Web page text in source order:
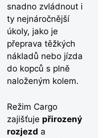
snadno zvládnout i
ty nejnáročnější
úkoly, jako je
přeprava těžkých
nákladů nebo jízda
do kopců s plně
naloženým kolem.
Režim Cargo
zajišťuje přirozený
rozjezd a